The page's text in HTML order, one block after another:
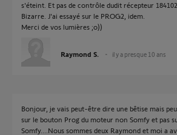
s'éteint. Et pas de contrôle dudit récepteur
Bizarre. J'ai essayé sur le PROG2, idem.
Merci de vos lumières ;o))
Raymond S. il y a presque 10 ans
Bonjour, je vais peut-être dire une bêtise mais
sur le bouton Prog du moteur non Somfy et pas
Somfy....Nous sommes deux Raymond et moi a